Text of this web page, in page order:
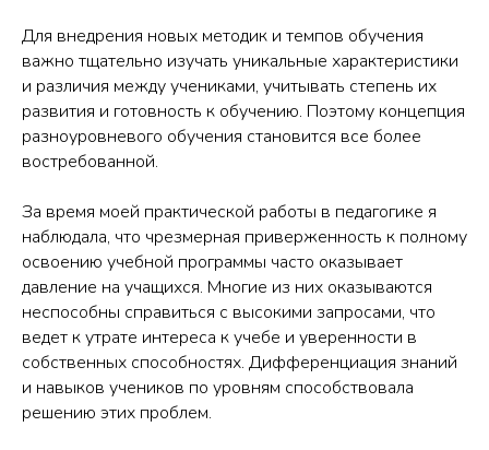
Для внедрения новых методик и темпов обучения
важно тщательно изучать уникальные характеристики
и различия между учениками, учитывать степень их
развития и готовность к обучению. Поэтому концепция
разноуровневого обучения становится все более
востребованной.
За время моей практической работы в педагогике я
наблюдала, что чрезмерная приверженность к полному
освоению учебной программы часто оказывает
давление на учащихся. Многие из них оказываются
неспособны справиться с высокими запросами, что
ведет к утрате интереса к учебе и уверенности в
собственных способностях. Дифференциация знаний
и навыков учеников по уровням способствовала
решению этих проблем.